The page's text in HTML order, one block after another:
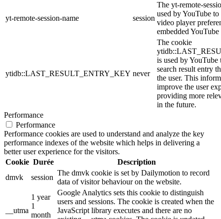
yt-remote-session-name session
The yt-remote-
used by YouTube to
video player
embedded
ytidb::LAST_RESULT_ENTRY_KEY never
The cookie
is used by YouTube
search result entry
the user. This
improve the user
providing more
in the future.
Performance
Performance
Performance cookies are used to understand and analyze the key
performance indexes of the website which helps in delivering a
better user experience for the visitors.
Cookie Durée
Description
dmvk
session
The dmvk cookie is set by Dailymotion to record
data of visitor behaviour on the website.
__utma
1 year
1
month
Google Analytics sets this cookie to distinguish
users and sessions. The cookie is created when the
JavaScript library executes and there are no